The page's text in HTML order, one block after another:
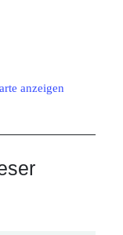
anzeigen